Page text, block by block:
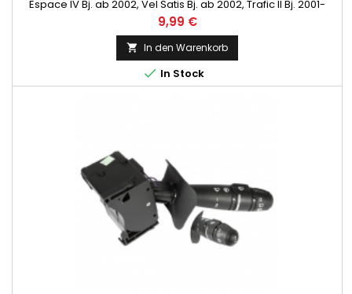
Espace IV Bj. ab 2002, Vel Satis Bj. ab 2002, Trafic II Bj. 2001-
2007
Preis
9,99 €
 In den Warenkorb
 In Stock